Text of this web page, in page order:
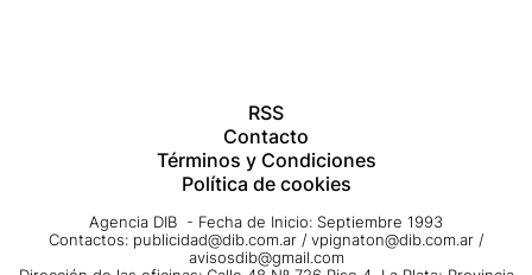
RSS
Contacto
Términos y Condiciones
Política de cookies
Agencia DIB - Fecha de Inicio: Septiembre 1993
Contactos: publicidad@dib.com.ar / vpignaton@dib.com.ar /
avisosdib@gmail.com